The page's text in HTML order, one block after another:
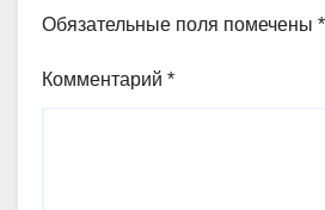
Обязательные поля помечены *
Комментарий *